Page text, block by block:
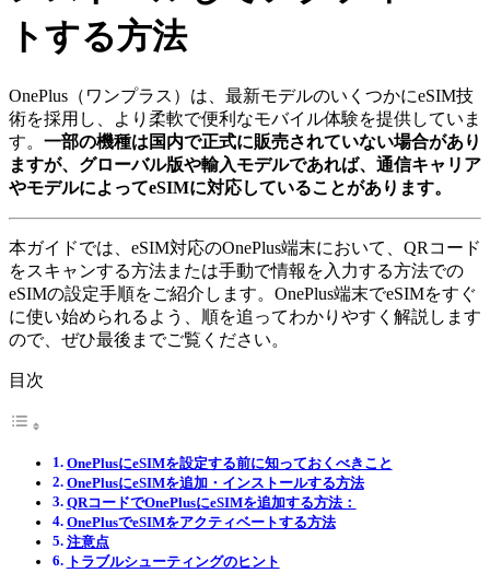
トする方法
OnePlus（ワンプラス）は、最新モデルのいくつかにeSIM技
術を採用し、より柔軟で便利なモバイル体験を提供していま
す。 一部の機種は国内で正式に販売されていない場合があり
ますが、グローバル版や輸入モデルであれば、通信キャリア
やモデルによってeSIMに対応していることがあります。
本ガイドでは、eSIM対応のOnePlus端末において、QRコード
をスキャンする方法または手動で情報を入力する方法での
eSIMの設定手順をご紹介します。OnePlus端末でeSIMをすぐ
に使い始められるよう、順を追ってわかりやすく解説します
ので、ぜひ最後までご覧ください。
目次
OnePlusにeSIMを設定する前に知っておくべきこと
OnePlusにeSIMを追加・インストールする方法
QRコードでOnePlusにeSIMを追加する方法：
OnePlusでeSIMをアクティベートする方法
注意点
トラブルシューティングのヒント